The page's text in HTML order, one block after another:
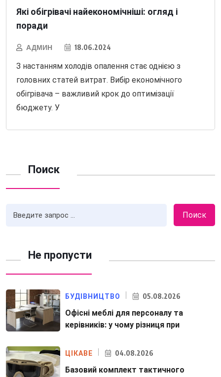
Які обігрівачі найекономічніші: огляд і
поради
АДМИН 18.06.2024
З настанням холодів опалення стає однією з
головних статей витрат. Вибір економічного
обігрівача – важливий крок до оптимізації
бюджету. У
Поиск
Поиск
Не пропусти
БУДІВНИЦТВО 05.08.2026
Офісні меблі для персоналу та
керівників: у чому різниця при
ЦІКАВЕ 04.08.2026
Базовий комплект тактичного